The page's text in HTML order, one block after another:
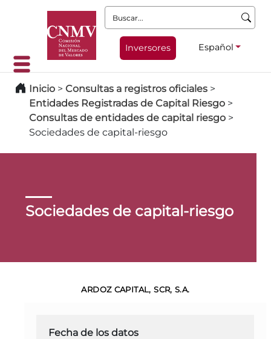
Buscar:
Inversores Español
Inicio > Consultas a registros oficiales >
Entidades Registradas de Capital Riesgo >
Consultas de entidades de capital riesgo >
Sociedades de capital-riesgo
Sociedades de capital-riesgo
ARDOZ CAPITAL, SCR, S.A.
Fecha de los datos